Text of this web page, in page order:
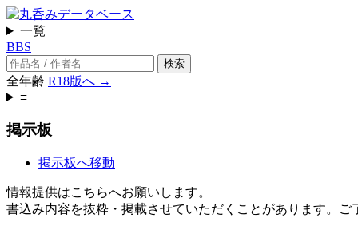
一覧
BBS
検索
全年齢 R18版へ →
≡
掲示板
掲示板へ移動
情報提供はこちらへお願いします。
書込み内容を抜粋・掲載させていただくことがあります。ご